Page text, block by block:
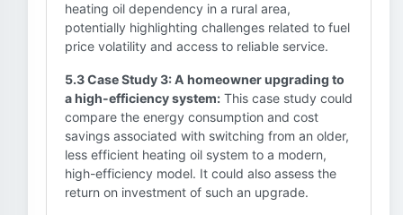
heating oil dependency in a rural area,
potentially highlighting challenges related to fuel
price volatility and access to reliable service.
5.3 Case Study 3: A homeowner upgrading to
a high-efficiency system: This case study could
compare the energy consumption and cost
savings associated with switching from an older,
less efficient heating oil system to a modern,
high-efficiency model. It could also assess the
return on investment of such an upgrade.